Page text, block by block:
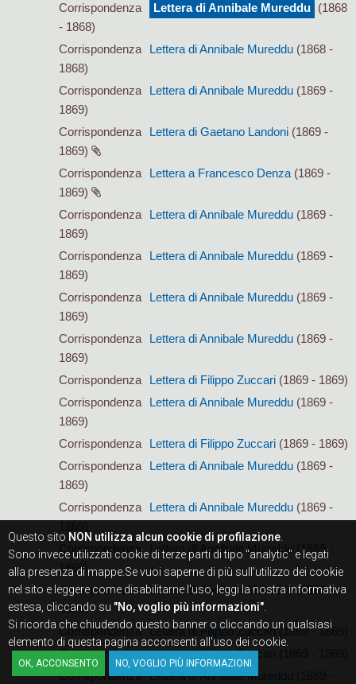
Corrispondenza Lettera di Annibale Mureddu (1868
- 1868)
Corrispondenza
Lettera di Annibale Mureddu (1868 -
1868)
Corrispondenza
Lettera di Annibale Mureddu (1869 -
1869)
Corrispondenza
Lettera di Gaetano Landoni (1869 -
1869)
Corrispondenza
Lettera a Francesco Denza (1869 -
1869)
Corrispondenza
Lettera di Annibale Mureddu (1869 -
1869)
Corrispondenza
Lettera di Annibale Mureddu (1869 -
1869)
Corrispondenza
Lettera di Annibale Mureddu (1869 -
1869)
Corrispondenza
Lettera di Annibale Mureddu (1869 -
1869)
Corrispondenza
Lettera di Filippo Zuccari (1869 - 1869)
Corrispondenza
Lettera di Annibale Mureddu (1869 -
1869)
Corrispondenza
Lettera di Filippo Zuccari (1869 - 1869)
Corrispondenza
Lettera di Annibale Mureddu (1869 -
1869)
Corrispondenza
Lettera di Annibale Mureddu (1869 -
Corrispondenza
Lettera di Annibale Mureddu
(1869 -
1869)
Corrispondenza Lettera di Annibale Mureddu(1869 -
1869)
Corrispondenza
Lettera di Filippo Zuccari(1869 - 1869)
Corrispondenza Lettera di Filippo Zuccari
Corrispondenza Lettera di Annibale Mureddu
Questo sito NON utilizza alcun cookie di profilazione
Sono invece utilizzati cookie di terze parti di tipo "analytic" e legati
alla presenza di mappe.Se vuoi saperne di più sull'utilizzo dei cookie
nel sito e leggere come disabilitarne l'uso, leggi la nostra informativa
estesa, cliccando su "No, voglio più informazioni"
Si ricorda che chiudendo questo banner o cliccando un qualsiasi
elemento di questa pagina acconsenti all'uso dei cookie.
OK, ACCONSENTO NO, VOGLIO PIÙ INFORMAZIONI